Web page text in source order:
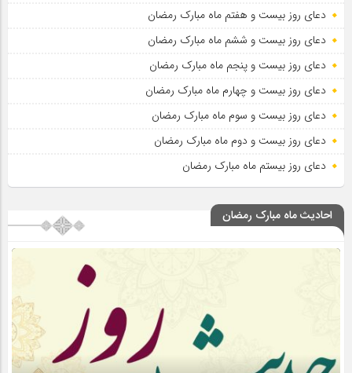
دعای روز بیست و هفتم ماه مبارک رمضان
دعای روز بیست و ششم ماه مبارک رمضان
دعای روز بیست و پنجم ماه مبارک رمضان
دعای روز بیست و چهارم ماه مبارک رمضان
دعای روز بیست و سوم ماه مبارک رمضان
دعای روز بیست و دوم ماه مبارک رمضان
دعای روز بیستم ماه مبارک رمضان
احادیث ماه مبارک رمضان